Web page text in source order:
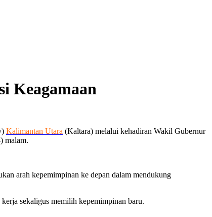
Keagamaan
Kalimantan Utara (Kaltara) melalui kehadiran Wakil Gubernur
malam.
arah kepemimpinan ke depan dalam mendukung
sekaligus memilih kepemimpinan baru.